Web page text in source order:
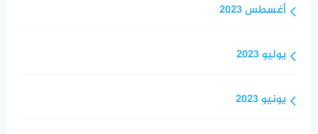
أغسطس 2023
يوليو 2023
يونيو 2023